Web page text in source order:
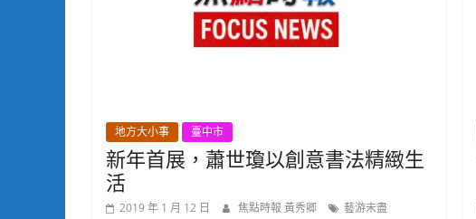
地方大小事 臺中市
新年首展，蕭世瓊以創意書法精緻生
活
2019 年 1 月 12 日 焦點時報 黃秀卿 藝游未盡